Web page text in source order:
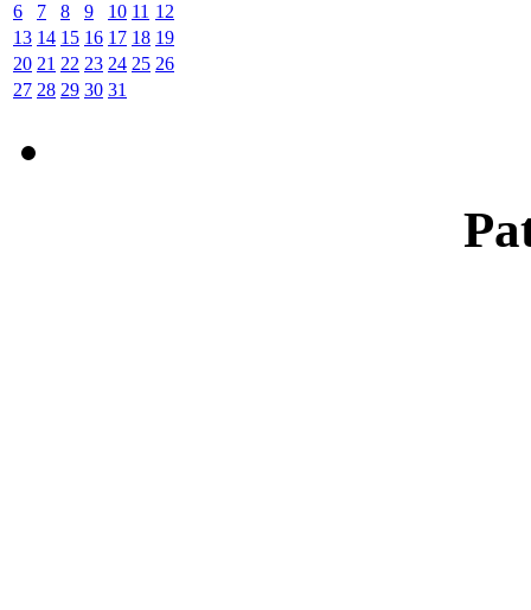
6
7 8 9 10 11 12
13 14 15 16 17 18 19
20 21 22 23 24 25 26
27 28 29 30 31